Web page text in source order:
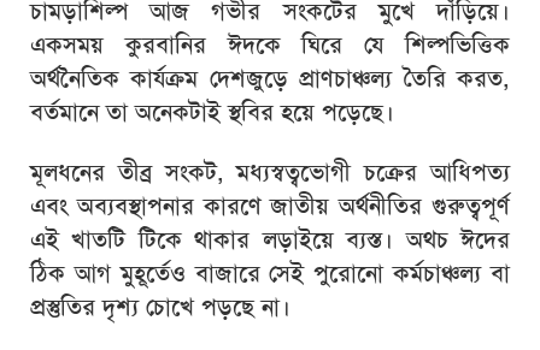
চামড়াশিল্প আজ গভীর সংকটের মুখে দাঁড়িয়ে।
একসময় কুরবানির ঈদকে ঘিরে যে শিল্পভিত্তিক
অর্থনৈতিক কার্যক্রম দেশজুড়ে প্রাণচাঞ্চল্য তৈরি করত,
বর্তমানে তা অনেকটাই স্থবির হয়ে পড়েছে।
মূলধনের তীব্র সংকট, মধ্যস্বত্বভোগী চক্রের আধিপত্য
এবং অব্যবস্থাপনার কারণে জাতীয় অর্থনীতির গুরুত্বপূর্ণ
এই খাতটি টিকে থাকার লড়াইয়ে ব্যস্ত। অথচ ঈদের
ঠিক আগ মুহূর্তেও বাজারে সেই পুরোনো কর্মচাঞ্চল্য বা
প্রস্তুতির দৃশ্য চোখে পড়ছে না।